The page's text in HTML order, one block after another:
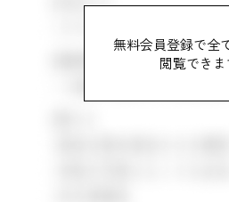
無料会員登録で全
閲覧でき